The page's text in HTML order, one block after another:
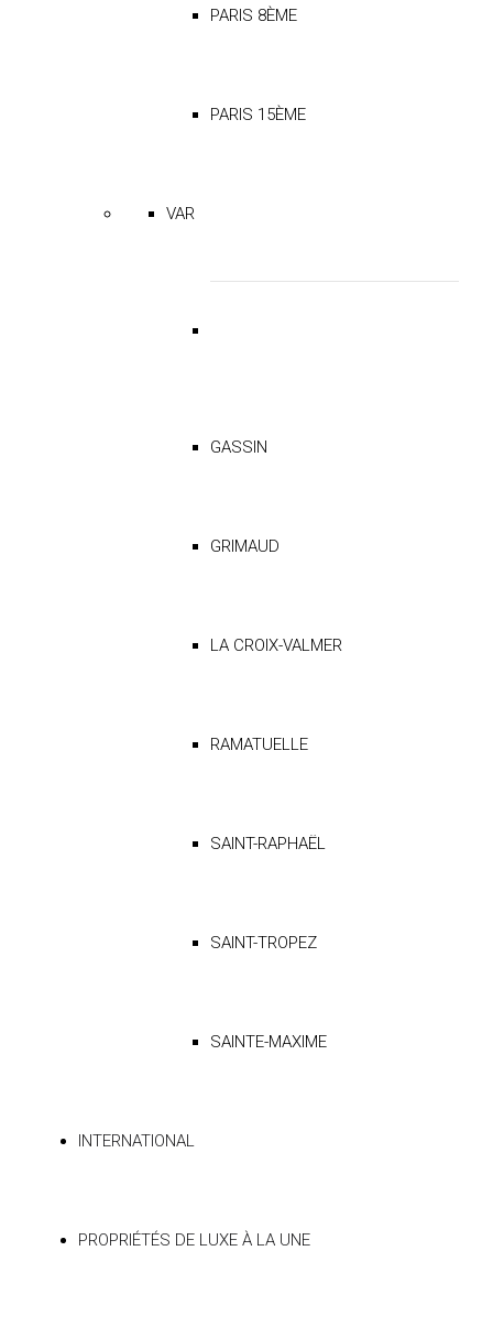
PARIS 8ÈME
PARIS 15ÈME
VAR
GASSIN
GRIMAUD
LA CROIX-VALMER
RAMATUELLE
SAINT-RAPHAËL
SAINT-TROPEZ
SAINTE-MAXIME
INTERNATIONAL
PROPRIÉTÉS DE LUXE À LA UNE